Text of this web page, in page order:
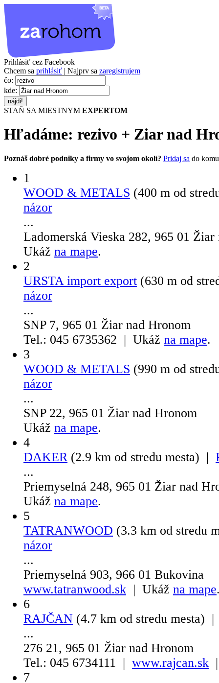
Prihlásiť cez Facebook
Chcem sa prihlásiť | Najprv sa zaregistrujem
čo:
kde:
STAŇ SA MIESTNYM EXPERTOM
Hľadáme: rezivo + Ziar nad
Poznáš dobré podniky a firmy vo svojom okolí? Pridaj sa do
1
WOOD & METALS (400 m od
názor
...
Ladomerská Vieska 282, 965 01 Žiar
Ukáž na mape.
2
URSTA import export (630 m od
názor
...
SNP 7, 965 01 Žiar nad Hronom
Tel.: 045 6735362 | Ukáž na mape.
3
WOOD & METALS (990 m od
názor
...
SNP 22, 965 01 Žiar nad Hronom
Ukáž na mape.
4
DAKER (2.9 km od stredu mesta) |
...
Priemyselná 248, 965 01 Žiar nad
Ukáž na mape.
5
TATRANWOOD (3.3 km od stredu
názor
...
Priemyselná 903, 966 01 Bukovina
www.tatranwood.sk | Ukáž na mape
6
RAJČAN (4.7 km od stredu mesta)
...
276 21, 965 01 Žiar nad Hronom
Tel.: 045 6734111 | www.rajcan.sk
7